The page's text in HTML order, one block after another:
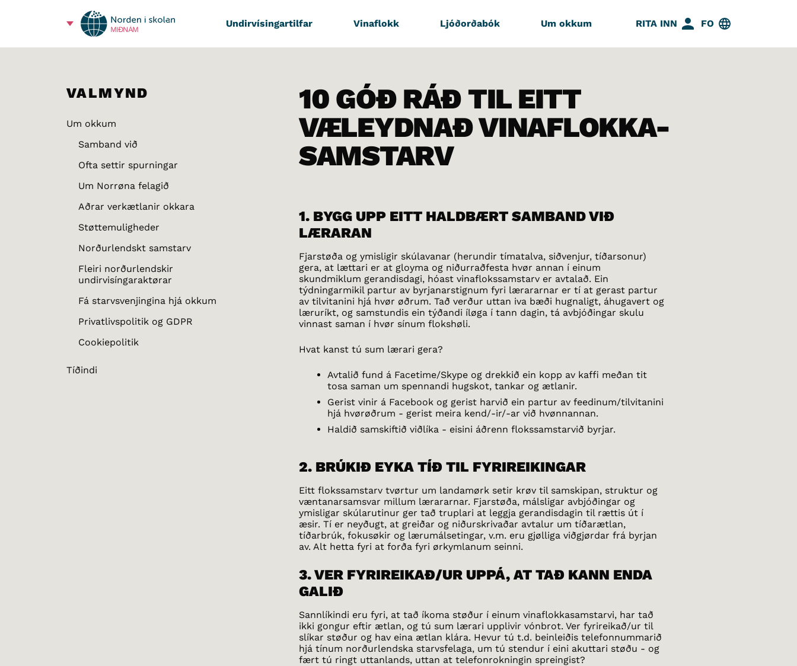
MIÐNÁM
Undirvísingartilfar Vinaflokk Ljóðorðabók Um okkum RITA INN FO
VALMYND
Um okkum
Samband við
Ofta settir spurningar
Um Norrøna felagið
Aðrar verkætlanir okkara
Støttemuligheder
Norðurlendskt samstarv
Fleiri norðurlendskir
undirvisíngaraktørar
Fá starvsvenjingina hjá okkum
Privatlivspolitik og GDPR
Cookiepolitik
Tíðindi
10 GÓÐ RÁÐ TIL EITT
VÆLEYDNAÐ VINAFLOKKA-
SAMSTARV
1. BYGG UPP EITT HALDBÆRT SAMBAND VIÐ
LÆRARAN
Fjarstøða og ymisligir skúlavanar (herundir tímatalva, siðvenjur, tíðarsonur)
gera, at lættari er at gloyma og niðurraðfesta hvør annan í einum
skundmiklum gerandisdagi, hóast vinaflokssamstarv er avtalað. Ein
týdningarmikil partur av byrjanarstignum fyri lærararnar er tí at gerast partur
av tilvitanini hjá hvør øðrum. Tað verður uttan iva bæði hugnaligt, áhugavert og
læruríkt, og samstundis ein týðandi íløga í tann dagin, tá avbjóðingar skulu
vinnast saman í hvør sínum flokshøli.
Hvat kanst tú sum lærari gera?
Avtalið fund á Facetime/Skype og drekkið ein kopp av kaffi meðan tit
tosa saman um spennandi hugskot, tankar og ætlanir.
Gerist vinir á Facebook og gerist harvið ein partur av feedinum/tilvitanini
hjá hvørøðrum - gerist meira kend/-ir/-ar við hvønnannan.
Haldið samskiftið viðlíka - eisini áðrenn flokssamstarvið byrjar.
2. BRÚKIÐ EYKA TÍÐ TIL FYRIREIKINGAR
Eitt flokssamstarv tvørtur um landamørk setir krøv til samskipan, struktur og
væntanarsamsvar millum lærararnar. Fjarstøða, málsligar avbjóðingar og
ymisligar skúlarutinur ger tað truplari at leggja gerandisdagin til rættis út í
æsir. Tí er neyðugt, at greiðar og niðurskrivaðar avtalur um tíðarætlan,
tíðarbrúk, fokusøkir og lærumálsetingar, v.m. eru gjølliga viðgjørdar frá byrjan
av. Alt hetta fyri at forða fyri ørkymlanum seinni.
3. VER FYRIREIKAÐ/UR UPPÁ, AT TAÐ KANN ENDA
GALIÐ
Sannlíkindi eru fyri, at tað íkoma støður í einum vinaflokkasamstarvi, har tað
ikki gongur eftir ætlan, og tú sum lærari upplivir vónbrot. Ver fyrireikað/ur til
slíkar støður og hav eina ætlan klára. Hevur tú t.d. beinleiðis telefonnummarið
hjá tínum norðurlendska starvsfelaga, um tú stendur í eini akuttari støðu - og
fært tú ringt uttanlands, uttan at telefonrokningin spreingist?